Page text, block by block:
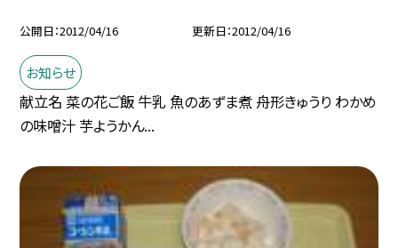
公開日 2012/04/16 更新日 2012/04/16
お知らせ
献立名 菜の花ご飯 牛乳 魚のあずま煮 舟形きゅうり わかめ
の味噌汁 芋ようかん...